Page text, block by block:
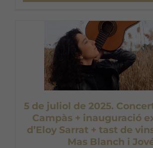
5 de juliol de 2025.
Campàs + inauguració
d’Eloy Sarrat + tast de
Mas Blanch i